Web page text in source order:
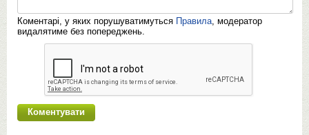
Коментарі, у яких порушуватимуться Правила , модератор
видалятиме без попереджень.